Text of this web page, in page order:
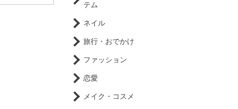
テム
ネイル
旅行・おでかけ
ファッション
恋愛
メイク・コスメ